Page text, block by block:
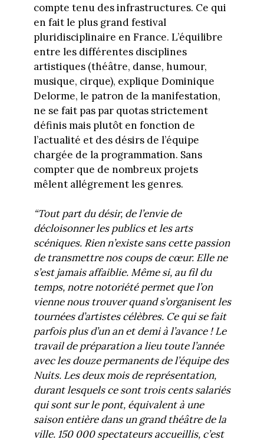
compte tenu des infrastructures. Ce qui
en fait le plus grand festival
pluridisciplinaire en France. L’équilibre
entre les différentes disciplines
artistiques (théâtre, danse, humour,
musique, cirque), explique Dominique
Delorme, le patron de la manifestation,
ne se fait pas par quotas strictement
définis mais plutôt en fonction de
l’actualité et des désirs de l’équipe
chargée de la programmation. Sans
compter que de nombreux projets
mêlent allégrement les genres.
“Tout part du désir, de l’envie de
décloisonner les publics et les arts
scéniques. Rien n’existe sans cette passion
de transmettre nos coups de cœur. Elle ne
s’est jamais affaiblie. Même si, au fil du
temps, notre notoriété permet que l’on
vienne nous trouver quand s’organisent les
tournées d’artistes célèbres. Ce qui se fait
parfois plus d’un an et demi à l’avance ! Le
travail de préparation a lieu toute l’année
avec les douze permanents de l’équipe des
Nuits. Les deux mois de représentation,
durant lesquels ce sont trois cents salariés
qui sont sur le pont, équivalent à une
saison entière dans un grand théâtre de la
ville. 150 000 spectateurs accueillis, c’est